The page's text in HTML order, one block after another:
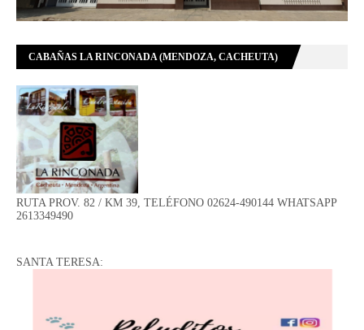
CABAÑAS LA RINCONADA (MENDOZA, CACHEUTA)
RUTA PROV. 82 / KM 39, TELÉFONO 02624-490144 WHATSAPP
2613349490
SANTA TERESA: